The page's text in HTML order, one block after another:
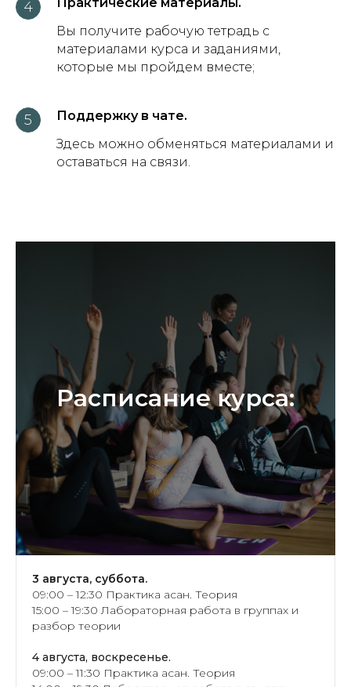
Вы получите рабочую тетрадь с
материалами курса и заданиями,
которые мы пройдем вместе;
Поддержку в чате.
Здесь можно обменяться материалами и
оставаться на связи.
Расписание курса:
3 августа, суббота.
09:00 – 12:30 Практика асан. Теория
15:00 – 19:30 Лабораторная работа в группах и
разбор теории
4 августа, воскресенье.
09:00 – 11:30 Практика асан. Теория